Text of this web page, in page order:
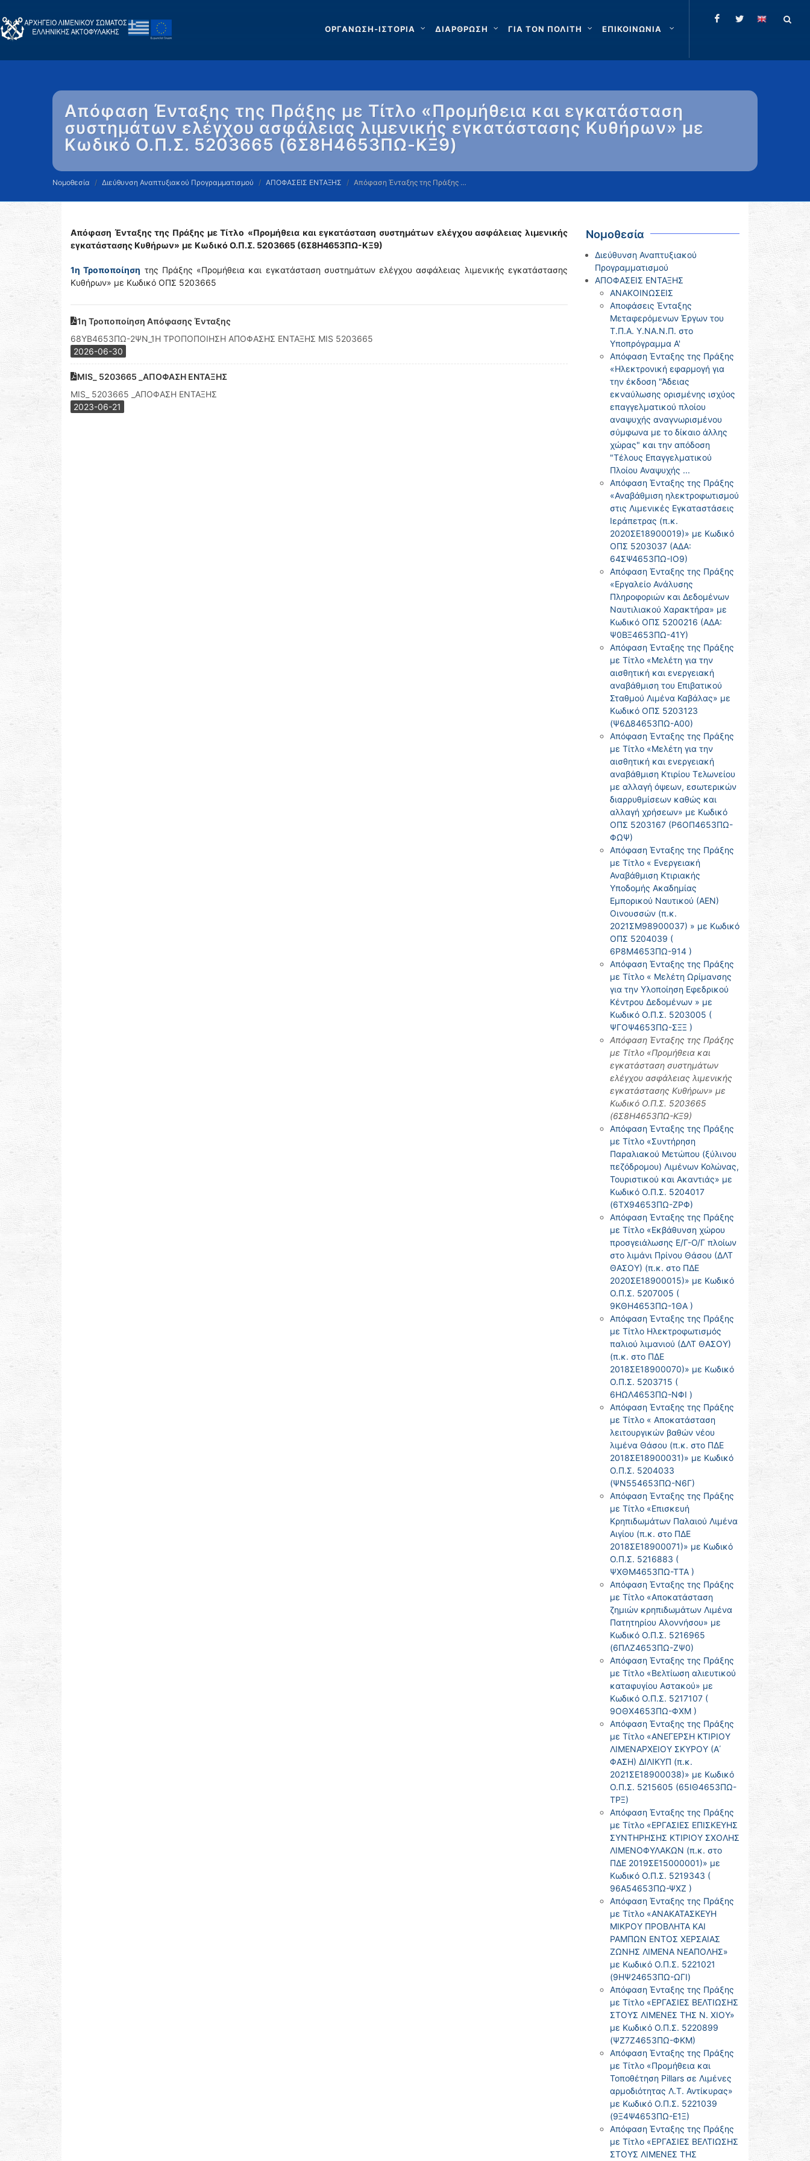
ΟΡΓΑΝΩΣΗ-ΙΣΤΟΡΙΑ ΔΙΑΡΘΡΩΣΗ ΓΙΑ ΤΟΝ ΠΟΛΙΤΗ ΕΠΙΚΟΙΝΩΝΙΑ
Απόφαση Ένταξης της Πράξης με Τίτλο «Προμήθεια και εγκατάσταση
συστημάτων ελέγχου ασφάλειας λιμενικής εγκατάστασης Κυθήρων» με
Κωδικό Ο.Π.Σ. 5203665 (6Σ8Η4653ΠΩ-ΚΞ9)
Νομοθεσία Διεύθυνση Αναπτυξιακού Προγραμματισμού ΑΠΟΦΑΣΕΙΣ ΕΝΤΑΞΗΣ Απόφαση Ένταξης της Πράξης …
Απόφαση Ένταξης της Πράξης με Τίτλο «Προμήθεια και εγκατάσταση συστημάτων ελέγχου ασφάλειας λιμενικής
εγκατάστασης Κυθήρων» με Κωδικό Ο.Π.Σ. 5203665 (6Σ8Η4653ΠΩ-ΚΞ9)
1η Τροποποίηση της Πράξης «Προμήθεια και εγκατάσταση συστημάτων ελέγχου ασφάλειας λιμενικής εγκατάστασης
Κυθήρων» με Κωδικό ΟΠΣ 5203665
1η Τροποποίηση Απόφασης Ένταξης
68ΥΒ4653ΠΩ-2ΨΝ_1Η ΤΡΟΠΟΠΟΙΗΣΗ ΑΠΟΦΑΣΗΣ ΕΝΤΑΞΗΣ MIS 5203665
2026-06-30
MIS_ 5203665 _ΑΠΟΦΑΣΗ ΕΝΤΑΞΗΣ
MIS_ 5203665 _ΑΠΟΦΑΣΗ ΕΝΤΑΞΗΣ
2023-06-21
Νομοθεσία
Διεύθυνση Αναπτυξιακού
Προγραμματισμού
ΑΠΟΦΑΣΕΙΣ ΕΝΤΑΞΗΣ
ΑΝΑΚΟΙΝΩΣΕΙΣ
Αποφάσεις Ένταξης
Μεταφερόμενων Έργων του
Τ.Π.Α. Υ.ΝΑ.Ν.Π. στο
Υποπρόγραμμα Α'
Απόφαση Ένταξης της Πράξης
«Ηλεκτρονική εφαρμογή για
την έκδοση "Άδειας
εκναύλωσης ορισμένης ισχύος
επαγγελματικού πλοίου
αναψυχής αναγνωρισμένου
σύμφωνα με το δίκαιο άλλης
χώρας" και την απόδοση
"Τέλους Επαγγελματικού
Πλοίου Αναψυχής ...
Απόφαση Ένταξης της Πράξης
«Αναβάθμιση ηλεκτροφωτισμού
στις Λιμενικές Εγκαταστάσεις
Ιεράπετρας (π.κ.
2020ΣΕ18900019)» με Κωδικό
ΟΠΣ 5203037 (ΑΔΑ:
64ΣΨ4653ΠΩ-ΙΟ9)
Απόφαση Ένταξης της Πράξης
«Εργαλείο Ανάλυσης
Πληροφοριών και Δεδομένων
Ναυτιλιακού Χαρακτήρα» με
Κωδικό ΟΠΣ 5200216 (ΑΔΑ:
Ψ0ΒΞ4653ΠΩ-41Υ)
Απόφαση Ένταξης της Πράξης
με Τίτλο «Μελέτη για την
αισθητική και ενεργειακή
αναβάθμιση του Επιβατικού
Σταθμού Λιμένα Καβάλας» με
Κωδικό ΟΠΣ 5203123
(Ψ6Δ84653ΠΩ-Α00)
Απόφαση Ένταξης της Πράξης
με Τίτλο «Μελέτη για την
αισθητική και ενεργειακή
αναβάθμιση Κτιρίου Τελωνείου
με αλλαγή όψεων, εσωτερικών
διαρρυθμίσεων καθώς και
αλλαγή χρήσεων» με Κωδικό
ΟΠΣ 5203167 (Ρ6ΟΠ4653ΠΩ-
ΦΩΨ)
Απόφαση Ένταξης της Πράξης
με Τίτλο « Ενεργειακή
Αναβάθμιση Κτιριακής
Υποδομής Ακαδημίας
Εμπορικού Ναυτικού (ΑΕΝ)
Οινουσσών (π.κ.
2021ΣΜ98900037) » με Κωδικό
ΟΠΣ 5204039 (
6Ρ8Μ4653ΠΩ-914 )
Απόφαση Ένταξης της Πράξης
με Τίτλο « Μελέτη Ωρίμανσης
για την Υλοποίηση Εφεδρικού
Κέντρου Δεδομένων » με
Κωδικό Ο.Π.Σ. 5203005 (
ΨΓΟΨ4653ΠΩ-ΣΞΞ )
Απόφαση Ένταξης της Πράξης
με Τίτλο «Προμήθεια και
εγκατάσταση συστημάτων
ελέγχου ασφάλειας λιμενικής
εγκατάστασης Κυθήρων» με
Κωδικό Ο.Π.Σ. 5203665
(6Σ8Η4653ΠΩ-ΚΞ9)
Απόφαση Ένταξης της Πράξης
με Τίτλο «Συντήρηση
Παραλιακού Μετώπου (ξύλινου
πεζόδρομου) Λιμένων Κολώνας,
Τουριστικού και Ακαντιάς» με
Κωδικό Ο.Π.Σ. 5204017
(6ΤΧ94653ΠΩ-ΖΡΦ)
Απόφαση Ένταξης της Πράξης
με Τίτλο «Εκβάθυνση χώρου
προσγειάλωσης Ε/Γ-Ο/Γ πλοίων
στο λιμάνι Πρίνου Θάσου (ΔΛΤ
ΘΑΣΟΥ) (π.κ. στο ΠΔΕ
2020ΣΕ18900015)» με Κωδικό
Ο.Π.Σ. 5207005 (
9ΚΘΗ4653ΠΩ-1ΘΑ )
Απόφαση Ένταξης της Πράξης
με Τίτλο Ηλεκτροφωτισμός
παλιού λιμανιού (ΔΛΤ ΘΑΣΟΥ)
(π.κ. στο ΠΔΕ
2018ΣΕ18900070)» με Κωδικό
Ο.Π.Σ. 5203715 (
6ΗΩΛ4653ΠΩ-ΝΦΙ )
Απόφαση Ένταξης της Πράξης
με Τίτλο « Αποκατάσταση
λειτουργικών βαθών νέου
λιμένα Θάσου (π.κ. στο ΠΔΕ
2018ΣΕ18900031)» με Κωδικό
Ο.Π.Σ. 5204033
(ΨΝ554653ΠΩ-Ν6Γ)
Απόφαση Ένταξης της Πράξης
με Τίτλο «Επισκευή
Κρηπιδωμάτων Παλαιού Λιμένα
Αιγίου (π.κ. στο ΠΔΕ
2018ΣΕ18900071)» με Κωδικό
Ο.Π.Σ. 5216883 (
ΨΧΘΜ4653ΠΩ-ΤΤΑ )
Απόφαση Ένταξης της Πράξης
με Τίτλο «Αποκατάσταση
ζημιών κρηπιδωμάτων Λιμένα
Πατητηρίου Αλοννήσου» με
Κωδικό Ο.Π.Σ. 5216965
(6ΠΛΖ4653ΠΩ-ΖΨ0)
Απόφαση Ένταξης της Πράξης
με Τίτλο «Βελτίωση αλιευτικού
καταφυγίου Αστακού» με
Κωδικό Ο.Π.Σ. 5217107 (
9ΟΘΧ4653ΠΩ-ΦΧΜ )
Απόφαση Ένταξης της Πράξης
με Τίτλο «ΑΝΕΓΕΡΣΗ ΚΤΙΡΙΟΥ
ΛΙΜΕΝΑΡΧΕΙΟΥ ΣΚΥΡΟΥ (Α΄
ΦΑΣΗ) ΔΙΛΙΚΥΠ (π.κ.
2021ΣΕ18900038)» με Κωδικό
Ο.Π.Σ. 5215605 (65ΙΘ4653ΠΩ-
ΤΡΞ)
Απόφαση Ένταξης της Πράξης
με Τίτλο «ΕΡΓΑΣΙΕΣ ΕΠΙΣΚΕΥΗΣ
ΣΥΝΤΗΡΗΣΗΣ ΚΤΙΡΙΟΥ ΣΧΟΛΗΣ
ΛΙΜΕΝΟΦΥΛΑΚΩΝ (π.κ. στο
ΠΔΕ 2019ΣΕ15000001)» με
Κωδικό Ο.Π.Σ. 5219343 (
96Α54653ΠΩ-ΨΧΖ )
Απόφαση Ένταξης της Πράξης
με Τίτλο «ΑΝΑΚΑΤΑΣΚΕΥΗ
ΜΙΚΡΟΥ ΠΡΟΒΛΗΤΑ ΚΑΙ
ΡΑΜΠΩΝ ΕΝΤΟΣ ΧΕΡΣΑΙΑΣ
ΖΩΝΗΣ ΛΙΜΕΝΑ ΝΕΑΠΟΛΗΣ»
με Κωδικό Ο.Π.Σ. 5221021
(9ΗΨ24653ΠΩ-ΩΓΙ)
Απόφαση Ένταξης της Πράξης
με Τίτλο «ΕΡΓΑΣΙΕΣ ΒΕΛΤΙΩΣΗΣ
ΣΤΟΥΣ ΛΙΜΕΝΕΣ ΤΗΣ Ν. ΧΙΟΥ»
με Κωδικό Ο.Π.Σ. 5220899
(ΨΖ7Ζ4653ΠΩ-ΦΚΜ)
Απόφαση Ένταξης της Πράξης
με Τίτλο «Προμήθεια και
Τοποθέτηση Pillars σε Λιμένες
αρμοδιότητας Λ.Τ. Αντίκυρας»
με Κωδικό Ο.Π.Σ. 5221039
(9Ξ4Ψ4653ΠΩ-Ε1Ξ)
Απόφαση Ένταξης της Πράξης
με Τίτλο «ΕΡΓΑΣΙΕΣ ΒΕΛΤΙΩΣΗΣ
ΣΤΟΥΣ ΛΙΜΕΝΕΣ ΤΗΣ